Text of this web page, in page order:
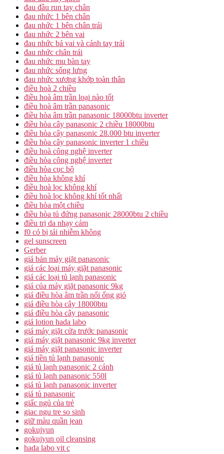
đau đầu run tay chân
đau nhức 1 bên chân
đau nhức 1 bên chân trái
đau nhức 2 bên vai
đau nhức bả vai và cánh tay trái
đau nhức chân trái
đau nhức mu bàn tay
đau nhức sống lưng
đau nhức xương khớp toàn thân
điều hoà 2 chiều
điều hoà âm trần loại nào tốt
điều hoà âm trần panasonic
điều hòa âm trần panasonic 18000btu inverter
điều hòa cây panasonic 2 chiều 18000btu
điều hòa cây panasonic 28.000 btu inverter
điều hòa cây panasonic inverter 1 chiều
điều hoà công nghệ inverter
điều hòa công nghệ inverter
điều hòa cục bộ
điều hòa không khí
điều hoà lọc không khí
điều hoà lọc không khí tốt nhất
điều hòa một chiều
điều hòa tủ đứng panasonic 28000btu 2 chiều
điều trị da nhạy cảm
f0 có bị tái nhiễm không
gel sunscreen
Gerber
giá bán máy giặt panasonic
giá các loại máy giặt panasonic
giá các loại tủ lạnh panasonic
giá của máy giặt panasonic 9kg
giá điều hòa âm trần nối ống gió
giá điều hòa cây 18000btu
giá điều hòa cây panasonic
giá lotion hada labo
giá máy giặt cửa trước panasonic
giá máy giặt panasonic 9kg inverter
giá máy giặt panasonic inverter
giá tiền tủ lạnh panasonic
giá tủ lạnh panasonic 2 cánh
giá tủ lạnh panasonic 550l
giá tủ lạnh panasonic inverter
giá tủ panasonic
giấc ngủ của trẻ
giac ngu tre so sinh
giữ màu quần jean
gokujyun
gokujyun oil cleansing
hada labo vit c